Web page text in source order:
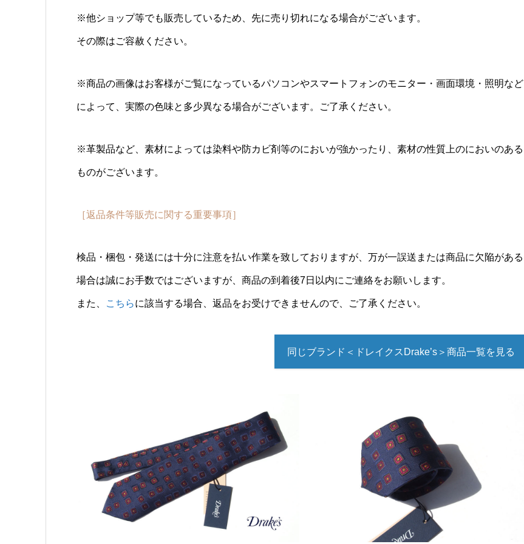
※他ショップ等でも販売しているため、先に売り切れになる場合がございます。
その際はご容赦ください。
※商品の画像はお客様がご覧になっているパソコンやスマートフォンのモニター・画面環境・照明など
によって、実際の色味と多少異なる場合がございます。ご了承ください。
※革製品など、素材によっては染料や防カビ剤等のにおいが強かったり、素材の性質上のにおいのある
ものがございます。
［返品条件等販売に関する重要事項］
検品・梱包・発送には十分に注意を払い作業を致しておりますが、万が一誤送または商品に欠陥がある
場合は誠にお手数ではございますが、商品の到着後7日以内にご連絡をお願いします。
また、 こちらに該当する場合、返品をお受けできませんので、ご了承ください。
同じブランド＜ドレイクスDrake’s＞商品一覧を見る